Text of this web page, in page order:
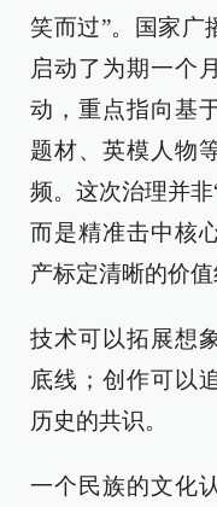
笑而过”。国家广
启动了为期一个
动，重点指向基
题材、英模人物
频。这次治理并
而是精准击中核
产标定清晰的价值
技术可以拓展想
底线；创作可以
历史的共识。
一个民族的文化